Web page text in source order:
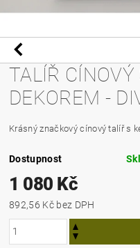
TALÍŘ
DEKOREM -
Krásný značkový cínový talíř s
Dostupnost
1 080 Kč
892,56 Kč bez DPH